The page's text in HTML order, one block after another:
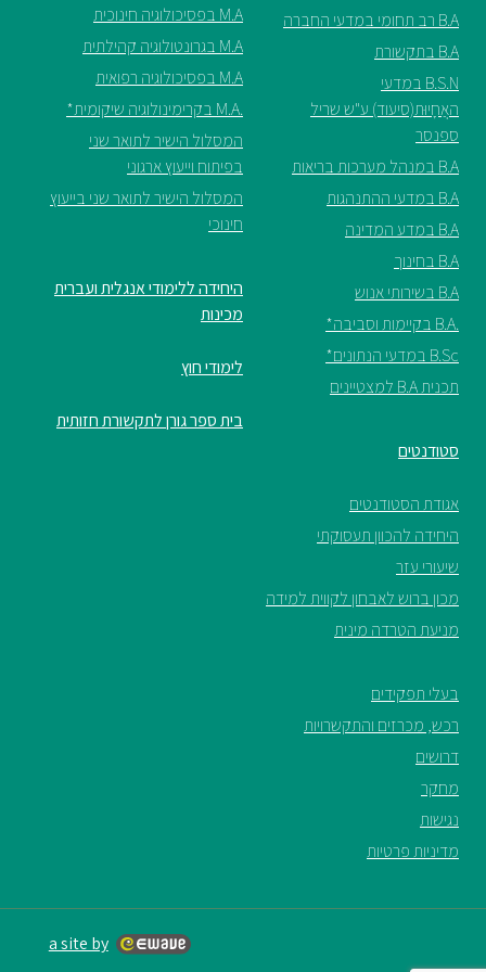
ספריה
משרתי
מילואים
וכוחות
הביטחון
–
זכויות
והטבות
B.A רב תחומי במדעי החברה
B.A בתקשורת
B.S.N במדעי
האֲחָיוּת(סיעוד) ע"ש שריל
ספנסר
B.A במנהל מערכות בריאות
B.A במדעי ההתנהגות
B.A במדע המדינה
B.A בחינוך
B.A בשירותי אנוש
.B.A בקיימות וסביבה*
B.Sc במדעי הנתונים*
תכנית B.A למצטיינים
M.A בפסיכולוגיה חינוכית
M.A בגרונטולוגיה קהילתית
M.A בפסיכולוגיה רפואית
.M.A בקרימינולוגיה שיקומית*
המסלול הישיר לתואר שני
בפיתוח וייעוץ ארגוני
המסלול הישיר לתואר שני בייעוץ
חינוכי
היחידה ללימודי אנגלית ועברית
מכינות
לימודי חוץ
בית ספר גורן לתקשורת חזותית
סטודנטים
אגודת הסטודנטים
היחידה להכוון תעסוקתי
שיעורי עזר
מכון ברוש לאבחון לקווית למידה
מניעת הטרדה מינית
בעלי תפקידים
רכש, מכרזים והתקשרויות
דרושים
מחקר
נגישות
מדיניות פרטיות
a site by